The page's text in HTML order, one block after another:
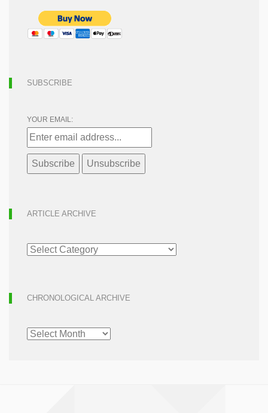
SUBSCRIBE
YOUR EMAIL:
ARTICLE ARCHIVE
ARTICLE
ARCHIVE
CHRONOLOGICAL ARCHIVE
CHRONOLOGICAL
ARCHIVE